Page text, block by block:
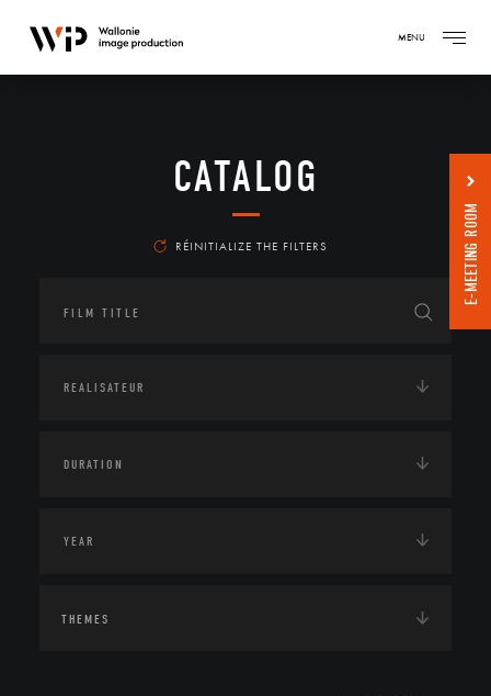
MENU
CATALOG
RÉINITIALIZE THE FILTERS
THEMES
E-MEETING ROOM